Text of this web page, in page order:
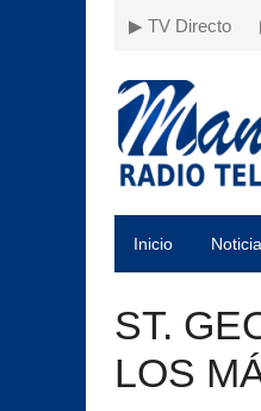
▶ TV Directo
Inicio
ST.
LOS